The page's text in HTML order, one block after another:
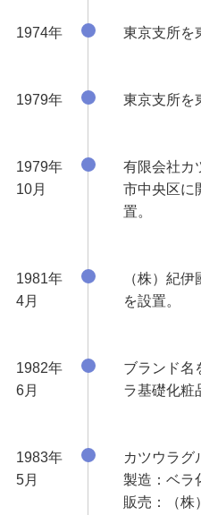
1974年 東京支所を
1979年 東京支所を
1979年
10月
有限会社カ
市中央区に
置。
1981年
4月
（株）紀
を設置。
1982年
6月
ブランド名
ラ基礎化粧
1983年
5月
カツウラグ
製造：ベラ
販売：（株